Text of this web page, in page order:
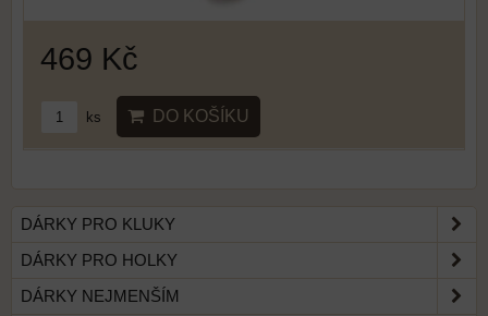
469 Kč
ks DO KOŠÍKU
DÁRKY PRO KLUKY
DÁRKY PRO HOLKY
DÁRKY NEJMENŠÍM